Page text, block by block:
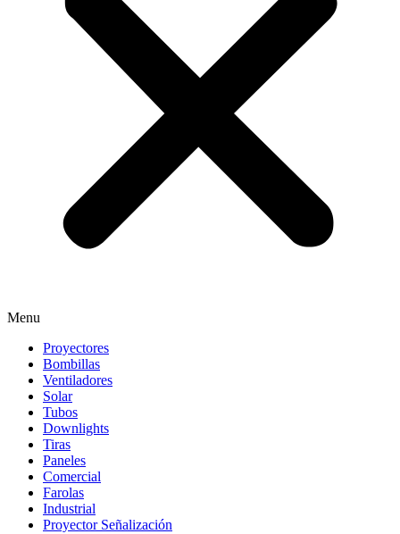
Menu
Proyectores
Bombillas
Ventiladores
Solar
Tubos
Downlights
Tiras
Paneles
Comercial
Farolas
Industrial
Proyector Señalización